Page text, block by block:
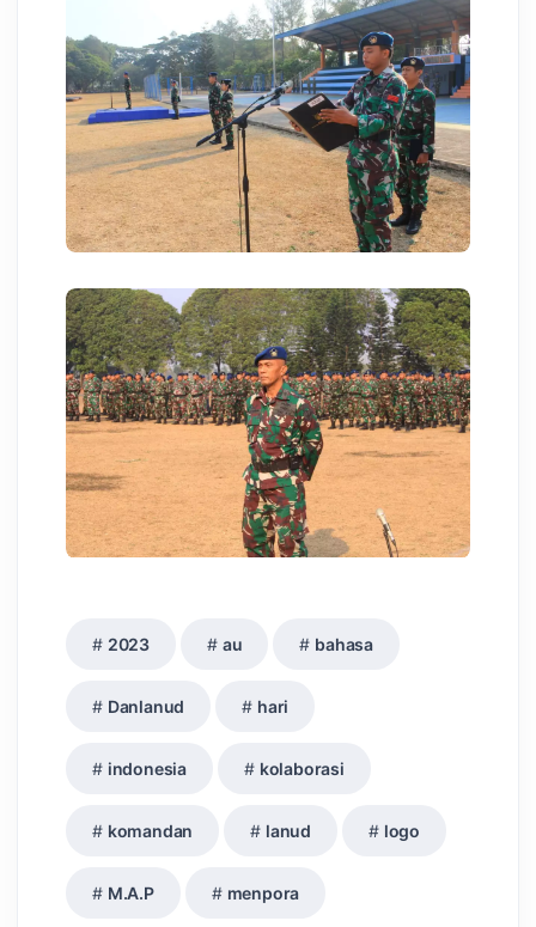
2023 au bahasa
Danlanud hari
indonesia kolaborasi
komandan lanud logo
M.A.P menpora